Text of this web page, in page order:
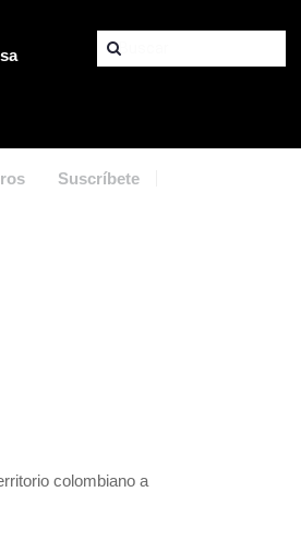
Suscríbete
colombiano a